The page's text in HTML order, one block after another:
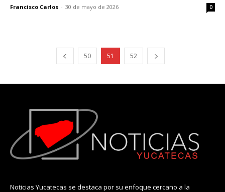
Francisco Carlos - 30 de mayo de 2026 0
50 51 52
Noticias Yucatecas se destaca por su enfoque cercano a la